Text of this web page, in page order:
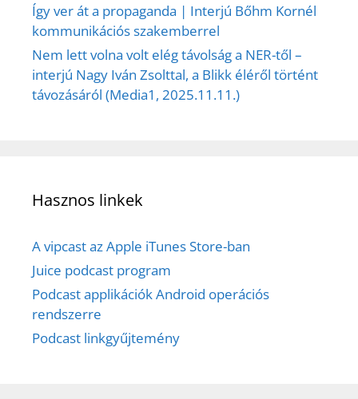
Így ver át a propaganda | Interjú Bőhm Kornél
kommunikációs szakemberrel
Nem lett volna volt elég távolság a NER-től –
interjú Nagy Iván Zsolttal, a Blikk éléről történt
távozásáról (Media1, 2025.11.11.)
Hasznos linkek
A vipcast az Apple iTunes Store-ban
Juice podcast program
Podcast applikációk Android operációs
rendszerre
Podcast linkgyűjtemény